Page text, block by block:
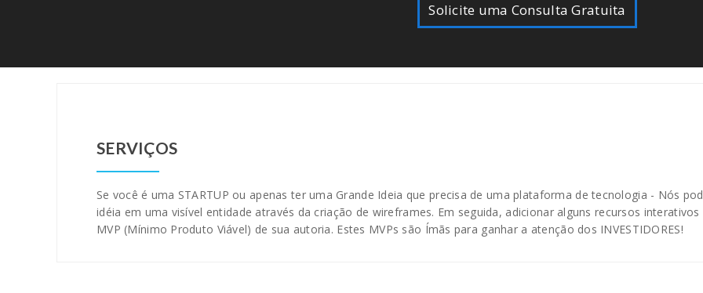
Solicite uma Consulta Gratuita
SERVIÇOS
Se você é uma STARTUP ou apenas ter uma Grande Ideia que precisa de uma plataforma de tecnologia - Nós
idéia em uma visível entidade através da criação de wireframes. Em seguida, adicionar alguns recursos
MVP (Mínimo Produto Viável) de sua autoria. Estes MVPs são Ímãs para ganhar a atenção dos INVESTIDORES!